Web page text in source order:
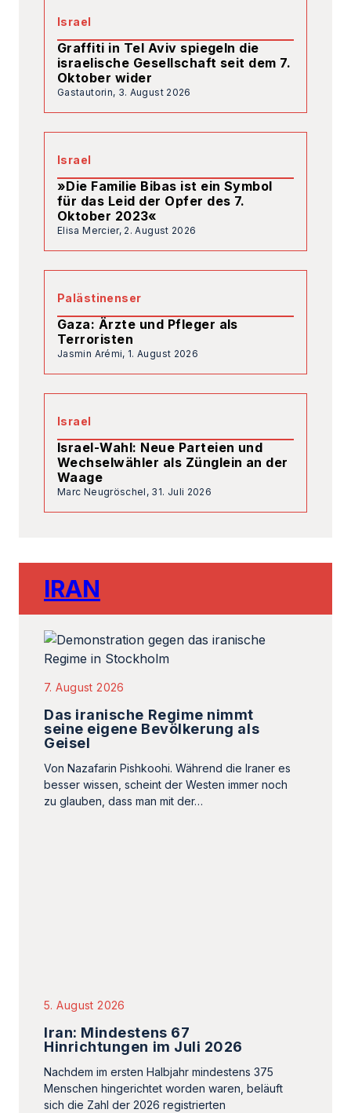
Israel
Graffiti in Tel Aviv spiegeln die
israelische Gesellschaft seit dem 7.
Oktober wider
Gastautorin, 3. August 2026
Israel
»Die Familie Bibas ist ein Symbol
für das Leid der Opfer des 7.
Oktober 2023«
Elisa Mercier, 2. August 2026
Palästinenser
Gaza: Ärzte und Pfleger als
Terroristen
Jasmin Arémi, 1. August 2026
Israel
Israel-Wahl: Neue Parteien und
Wechselwähler als Zünglein an der
Waage
Marc Neugröschel, 31. Juli 2026
IRAN
7. August 2026
Das iranische Regime nimmt
seine eigene Bevölkerung als
Geisel
Von Nazafarin Pishkoohi. Während die Iraner es
besser wissen, scheint der Westen immer noch
zu glauben, dass man mit der…
5. August 2026
Iran: Mindestens 67
Hinrichtungen im Juli 2026
Nachdem im ersten Halbjahr mindestens 375
Menschen hingerichtet worden waren, beläuft
sich die Zahl der 2026 registrierten